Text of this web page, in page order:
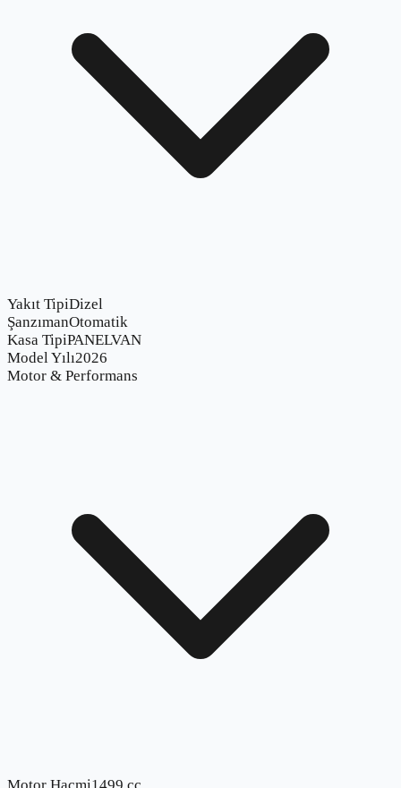
Yakıt TipiDizel
ŞanzımanOtomatik
Kasa TipiPANELVAN
Model Yılı2026
Motor & Performans